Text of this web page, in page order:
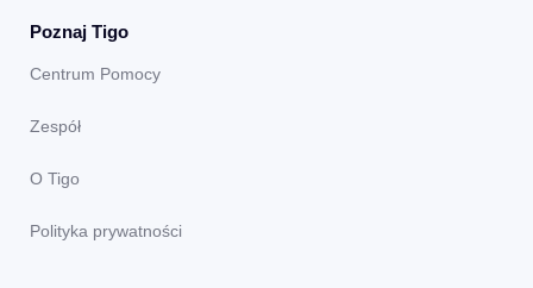
Poznaj Tigo
Centrum Pomocy
Zespół
O Tigo
Polityka prywatności